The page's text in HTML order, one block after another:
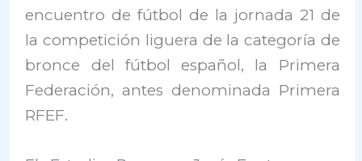
encuentro de fútbol de la jornada 21 de
la competición liguera de la categoría de
bronce del fútbol español, la Primera
Federación, antes denominada Primera
RFEF.